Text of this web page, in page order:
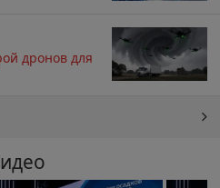
дронов для